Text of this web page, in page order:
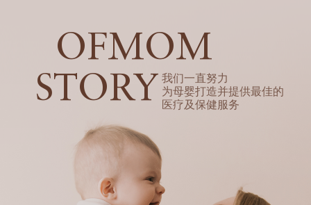
OFMOM
STORY
我们一直努力
为母婴打造并提供最佳的
医疗及保健服务